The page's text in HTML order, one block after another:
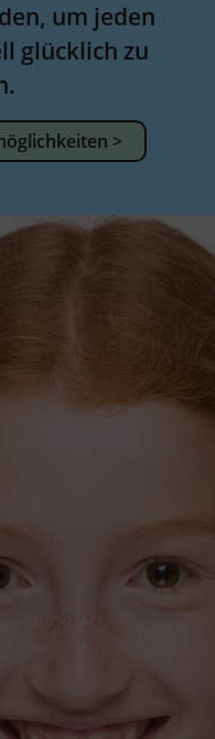
um jeden
glücklich zu
>